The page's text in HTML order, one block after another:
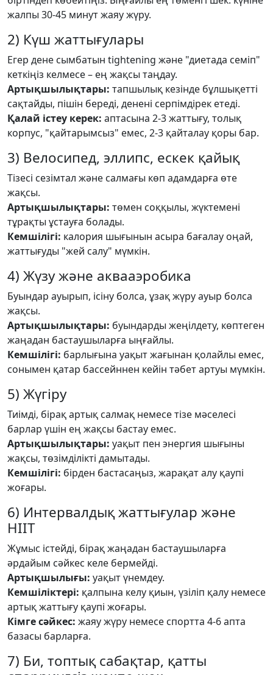
жалпы 30-45 минут жаяу жүру.
2) Күш жаттығулары
Егер дене сымбатын tightening және "диетада семіп"
кеткіңіз келмесе – ең жақсы таңдау.
Артықшылықтары: тапшылық кезінде бұлшықетті
сақтайды, пішін береді, денені серпімдірек етеді.
Қалай істеу керек: аптасына 2-3 жаттығу, толық
корпус, "қайтарымсыз" емес, 2-3 қайталау қоры бар.
3) Велосипед, эллипс, ескек қайық
Тізесі сезімтал және салмағы көп адамдарға өте
жақсы.
Артықшылықтары: төмен соққылы, жүктемені
тұрақты ұстауға болады.
Кемшілігі: калория шығынын асыра бағалау оңай,
жаттығуды "жей салу" мүмкін.
4) Жүзу және аквааэробика
Буындар ауырып, ісіну болса, ұзақ жүру ауыр болса
жақсы.
Артықшылықтары: буындарды жеңілдету, көптеген
жаңадан бастаушыларға ыңғайлы.
Кемшілігі: барлығына уақыт жағынан қолайлы емес,
сонымен қатар бассейннен кейін тәбет артуы мүмкін.
5) Жүгіру
Тиімді, бірақ артық салмақ немесе тізе мәселесі
барлар үшін ең жақсы бастау емес.
Артықшылықтары: уақыт пен энергия шығыны
жақсы, төзімділікті дамытады.
Кемшілігі: бірден бастасаңыз, жарақат алу қаупі
жоғары.
6) Интервалдық жаттығулар және
HIIT
Жұмыс істейді, бірақ жаңадан бастаушыларға
әрдайым сәйкес келе бермейді.
Артықшылығы: уақыт үнемдеу.
Кемшіліктері: қалпына келу қиын, үзіліп қалу немесе
артық жаттығу қаупі жоғары.
Кімге сәйкес: жаяу жүру немесе спортта 4-6 апта
базасы барларға.
7) Би, топтық сабақтар, қатты